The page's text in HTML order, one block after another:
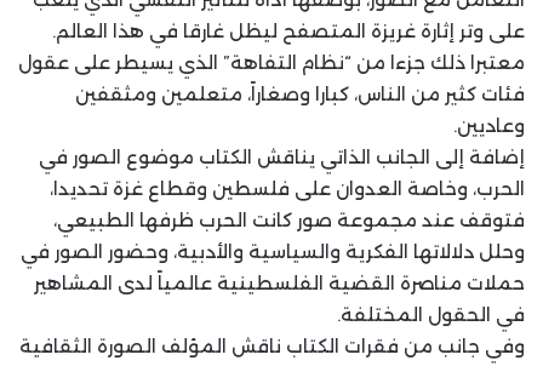
على وتر إثارة غريزة المتصفح ليظل غارقا في هذا العالم.
معتبرا ذلك جزءا من “نظام التفاهة” الذي يسيطر على عقول
فئات كثير من الناس، كبارا وصغاراً، متعلمين ومثقفين
وعاديين.
إضافة إلى الجانب الذاتي يناقش الكتاب موضوع الصور في
الحرب، وخاصة العدوان على فلسطين وقطاع غزة تحديدا،
فتوقف عند مجموعة صور كانت الحرب ظرفها الطبيعي،
وحلل دلالاتها الفكرية والسياسية والأدبية، وحضور الصور في
حملات مناصرة القضية الفلسطينية عالمياً لدى المشاهير
في الحقول المختلفة.
وفي جانب من فقرات الكتاب ناقش المؤلف الصورة الثقافية